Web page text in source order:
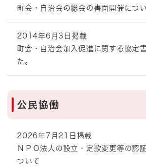
町会・自治会の総会の書面開催につ
2014年6月3日掲載
町会・自治会加入促進に関する協定
た。
公民協働
2026年7月21日掲載
ＮＰＯ法人の設立・定款変更等の認
ついて